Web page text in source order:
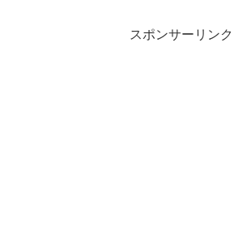
スポンサーリンク